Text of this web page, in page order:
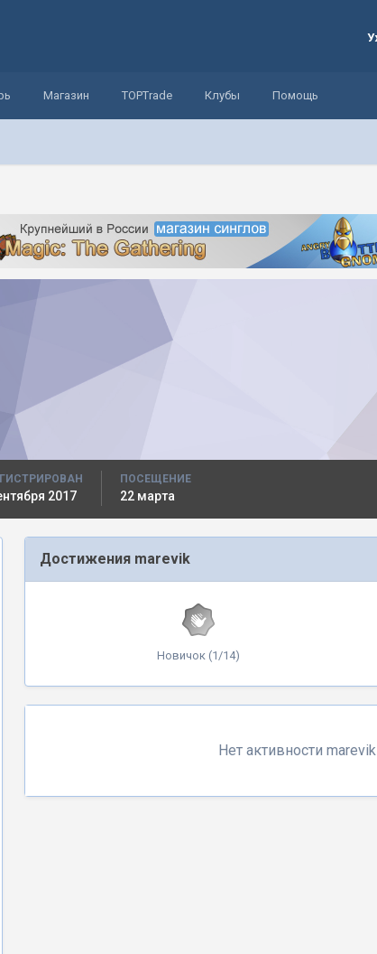
Магазин TOPTrade Клубы Помощь
2017
ПОСЕЩЕНИЕ
22 марта
Достижения marevik
Новичок (1/14)
Нет активности